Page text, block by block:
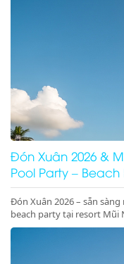
Đón Xuân 2026 &
Pool Party – Beach
Đón Xuân 2026 – sẵn
beach party tại resort Mũi
thanh ánh sáng – sân